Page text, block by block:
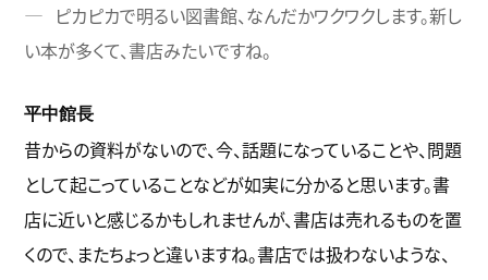
ピカピカで明るい図書館、なんだかワクワクします。新し
い本が多くて、書店みたいですね。
平中館長
昔からの資料がないので、今、話題になっていることや、問題
として起こっていることなどが如実に分かると思います。書
店に近いと感じるかもしれませんが、書店は売れるものを置
くので、またちょっと違いますね。書店では扱わないような、